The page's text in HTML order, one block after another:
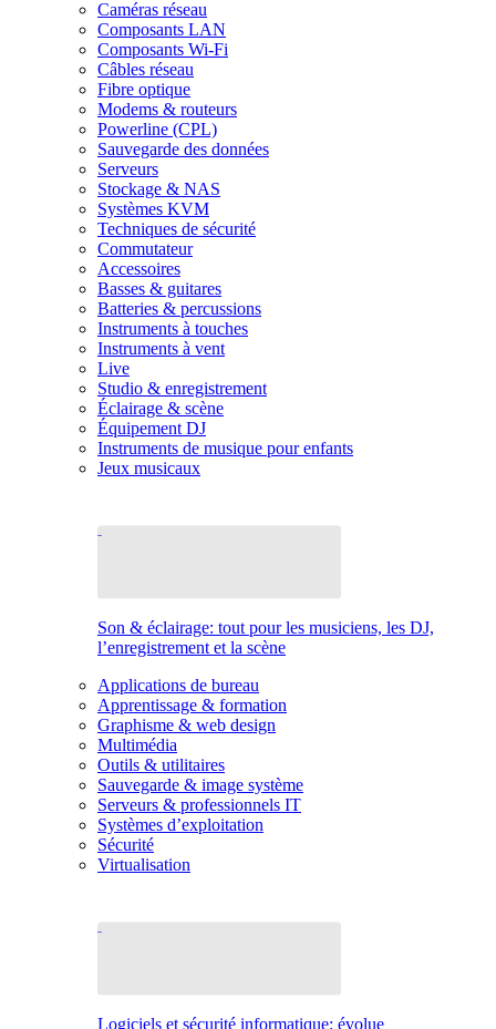
Caméras réseau
Composants LAN
Composants Wi-Fi
Câbles réseau
Fibre optique
Modems & routeurs
Powerline (CPL)
Sauvegarde des données
Serveurs
Stockage & NAS
Systèmes KVM
Techniques de sécurité
Commutateur
Accessoires
Basses & guitares
Batteries & percussions
Instruments à touches
Instruments à vent
Live
Studio & enregistrement
Éclairage & scène
Équipement DJ
Instruments de musique pour enfants
Jeux musicaux
Son & éclairage: tout pour les musiciens, les DJ,
l’enregistrement et la scène
Applications de bureau
Apprentissage & formation
Graphisme & web design
Multimédia
Outils & utilitaires
Sauvegarde & image système
Serveurs & professionnels IT
Systèmes d’exploitation
Sécurité
Virtualisation
Logiciels et sécurité informatique: évolue